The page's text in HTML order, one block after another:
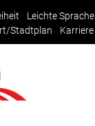
Leichte Sprache
Stadtplan
Karriere